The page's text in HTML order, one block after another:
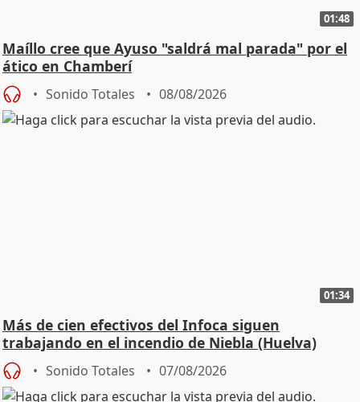
01:48
Maíllo cree que Ayuso "saldrá mal parada" por el
ático en Chamberí
Sonido Totales 08/08/2026
01:34
Más de cien efectivos del Infoca siguen
trabajando en el incendio de Niebla (Huelva)
Sonido Totales 07/08/2026